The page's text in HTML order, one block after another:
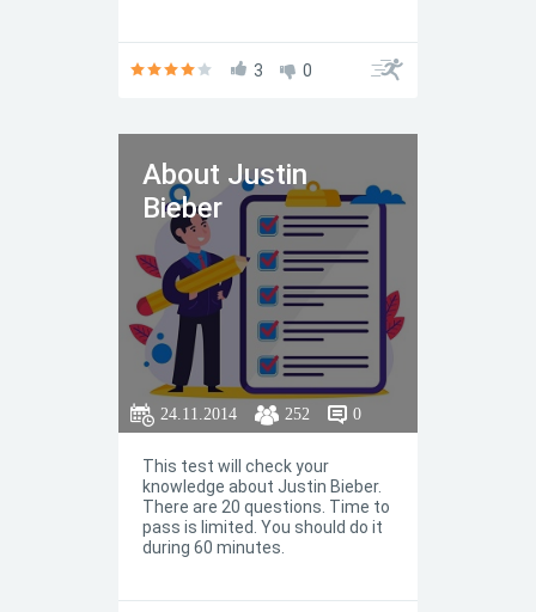
3 0
About Justin
Bieber
24.11.2014 252 0
This test will check your
knowledge about Justin Bieber.
There are 20 questions. Time to
pass is limited. You should do it
during 60 minutes.